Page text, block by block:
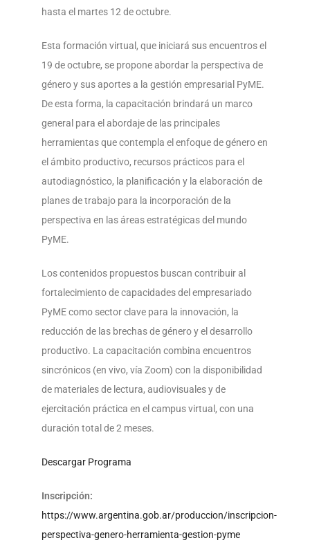
hasta el martes 12 de octubre.
Esta formación virtual, que iniciará sus encuentros el
19 de octubre, se propone abordar la perspectiva de
género y sus aportes a la gestión empresarial PyME.
De esta forma, la capacitación brindará un marco
general para el abordaje de las principales
herramientas que contempla el enfoque de género en
el ámbito productivo, recursos prácticos para el
autodiagnóstico, la planificación y la elaboración de
planes de trabajo para la incorporación de la
perspectiva en las áreas estratégicas del mundo
PyME.
Los contenidos propuestos buscan contribuir al
fortalecimiento de capacidades del empresariado
PyME como sector clave para la innovación, la
reducción de las brechas de género y el desarrollo
productivo. La capacitación combina encuentros
sincrónicos (en vivo, vía Zoom) con la disponibilidad
de materiales de lectura, audiovisuales y de
ejercitación práctica en el campus virtual, con una
duración total de 2 meses.
Descargar Programa
Inscripción:
https://www.argentina.gob.ar/produccion/inscripcion-
perspectiva-genero-herramienta-gestion-pyme